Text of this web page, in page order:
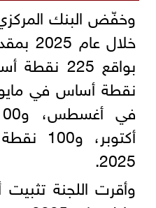
وخفّض البنك المركزي
2025.